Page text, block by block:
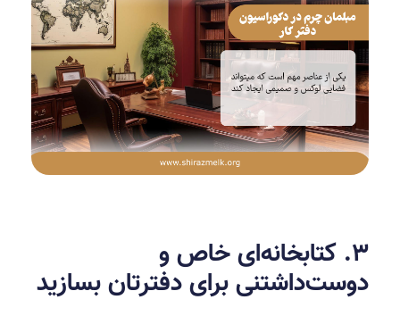
۳. کتابخانه‌ای خاص و
دوست‌داشتنی برای دفترتان بسازید